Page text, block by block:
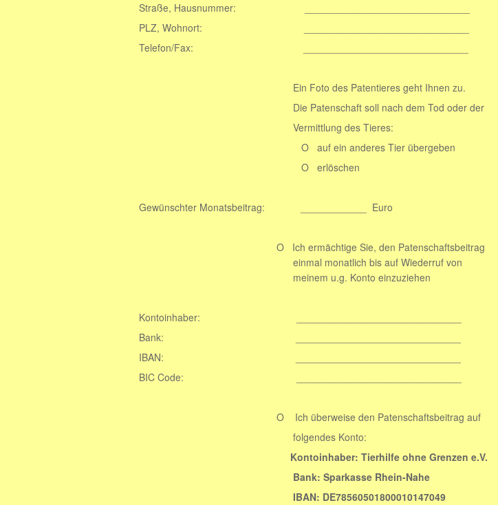
Straße, Hausnummer: ______________________________
PLZ, Wohnort: ______________________________
Telefon/Fax: ______________________________
Ein Foto des Patentieres geht Ihnen zu.
Die Patenschaft soll nach dem Tod oder der
Vermittlung des Tieres:
O auf ein anderes Tier übergeben
O erlöschen
Gewünschter Monatsbeitrag: ____________ Euro
O Ich ermächtige Sie, den Patenschaftsbeitrag
einmal monatlich bis auf Wiederruf von
meinem u.g. Konto einzuziehen
Kontoinhaber: ______________________________
Bank: ______________________________
IBAN: ______________________________
BIC Code: ______________________________
O Ich überweise den Patenschaftsbeitrag auf
folgendes Konto:
Kontoinhaber: Tierhilfe ohne Grenzen e.V.
Bank: Sparkasse Rhein-Nahe
IBAN: DE78560501800010147049